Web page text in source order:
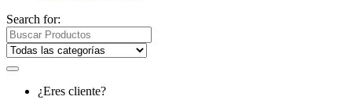
Search for:
¿Eres cliente?